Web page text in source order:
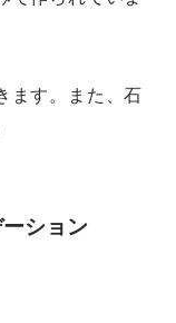
ます。また、石
ション